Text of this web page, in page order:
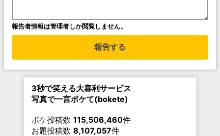
報告者情報は管理者しか閲覧しません。
報告する
3秒で笑える大喜利サービス
写真で一言ボケて(bokete)
ボケ投稿数 115,506,460件
お題投稿数 8,107,057件